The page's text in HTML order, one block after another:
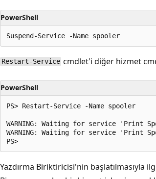
PowerShell
Restart-Service cmdlet'i diğer hizmet
PowerShell
PS> Restart-Service -Name spooler
WARNING: Waiting for service
WARNING: Waiting for service
Yazdırma Biriktiricisi'nin başlatılmasıyla